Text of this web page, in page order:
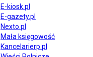
E-kiosk.pl
E-gazety.pl
Nexto.pl
Mała księgowość
Kancelarierp.pl